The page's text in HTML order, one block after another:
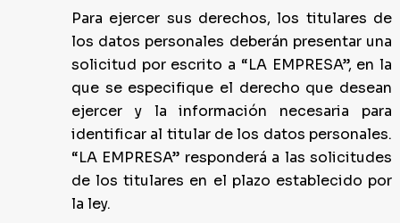
Para ejercer sus derechos, los titulares de
los datos personales deberán presentar una
solicitud por escrito a “LA EMPRESA”, en la
que se especifique el derecho que desean
ejercer y la información necesaria para
identificar al titular de los datos personales.
“LA EMPRESA” responderá a las solicitudes
de los titulares en el plazo establecido por
la ley.